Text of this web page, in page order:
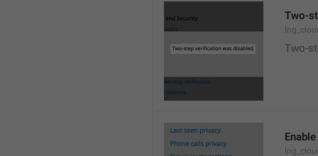
Two-
Two-